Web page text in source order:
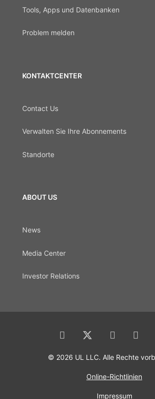
Tools, Apps und Datenbanken
Problem melden
KONTAKTCENTER
Contact Us
Verwalten Sie Ihre Abonnements
Standorte
ABOUT US
News
Media Center
Investor Relations
© 2026 UL LLC. Alle Rechte
Online-Richtlinien
Impressum